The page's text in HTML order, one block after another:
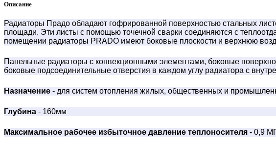
Описание
Радиаторы Прадо обладают гофрированной поверхностью стальных
площади. Эти листы с помощью точечной сварки соединяются с
помещении радиаторы PRADO имеют боковые плоскости и верхнюю
Панельные радиаторы с конвекционными элементами, боковые
боковые подсоединительные отверстия в каждом углу радиатора с
Назначение - для систем отопления жилых, общественных и
Глубина - 160мм
Максимальное рабочее избыточное давление теплоносителя - 0,9